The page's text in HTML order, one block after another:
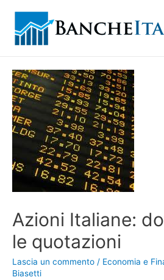
Azioni Italiane:
le quotazioni
Lascia un commento / Economia e
Biasetti